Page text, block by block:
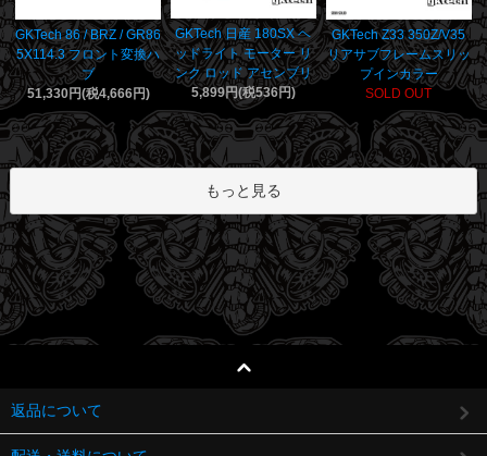
GKTech 86 / BRZ / GR86
5X114.3 フロント変換ハ
ブ
51,330円(税4,666円)
GKTech 日産 180SX ヘ
ッドライト モーター リ
ンク ロッド アセンブリ
5,899円(税536円)
GKTech Z33 350Z/V35
リアサブフレームスリッ
プインカラー
SOLD OUT
もっと見る
返品について